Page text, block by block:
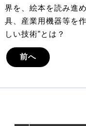
界を、絵本を読み進
具、産業用機器等を
しい技術”とは？
前へ